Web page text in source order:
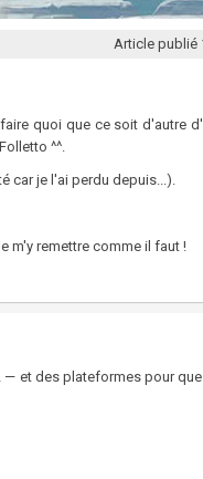
Article publié
quoi que ce soit d'autre
^^.
car je l'ai perdu depuis...).
m'y remettre comme il faut !
— et des plateformes pour